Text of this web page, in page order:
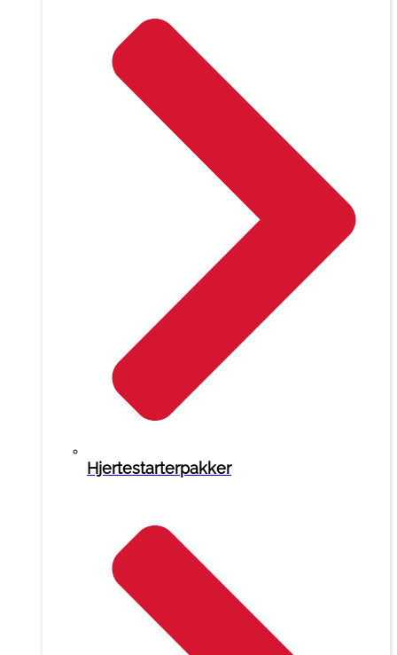
Hjertestarterpakker